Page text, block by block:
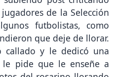
de la Selección
futbolistas, como
que deje de llorar.
callado y le dedicó una
pide que le enseñe a